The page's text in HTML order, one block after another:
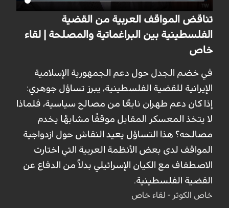
تناقض المواقف العربية من القضية
الفلسطينية بين البراغماتية والمصلحة | لقاء
خاص
في خضم الجدل حول دعم الجمهورية الإسلامية
الإيرانية للقضية الفلسطينية، يبرز تساؤل جوهري:
إذا كان دعم طهران نابعًا من مصالح سياسية، فلماذا
لا يتخذ المعسكر المقابل موقفًا مشابهًا يخدم
مصالحه؟ هذا التساؤل يعيد النقاش حول ازدواجية
المواقف لدى بعض الأنظمة العربية التي اختارت
الاصطفاف مع الكيان الإسرائيلي بدلاً من الدفاع عن
القضية الفلسطينية.
خاص الكوثر - لقاء خاص